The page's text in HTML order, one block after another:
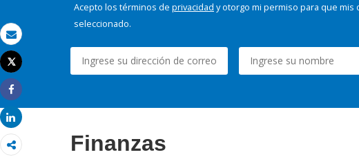
Correo electrónico
Imprimir
Tweet
Share
Share
Acepto los términos de privacidad y otorgo mi permiso para que
seleccionado.
Finanzas